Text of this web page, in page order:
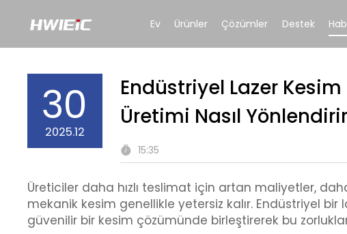
Ev Ürünler Çözümler Destek
30
2025.12
Endüstriyel Lazer
Üretimi Nasıl
15:35
Üreticiler daha hızlı teslimat için artan maliyetler,
mekanik kesim genellikle yetersiz kalır. Endüstriyel
güvenilir bir kesim çözümünde birleştirerek bu